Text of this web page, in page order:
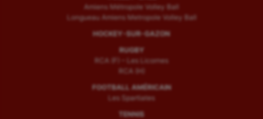
Amiens Métropole Volley Ball
Longueau Amiens Metropole Volley Ball
HOCKEY-SUR-GAZON
RUGBY
RCA (F) – Les Licornes
RCA (H)
FOOTBALL AMÉRICAIN
Les Spartiates
TENNIS